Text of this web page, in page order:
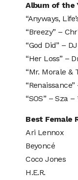
Album of the
“Anyways,
“Breezy” –
“God Did” –
“Her Loss” –
“Mr. Morale &
“SOS” – Sza
Best Female
Ari Lennox
Beyoncé
Coco Jones
H.E.R.